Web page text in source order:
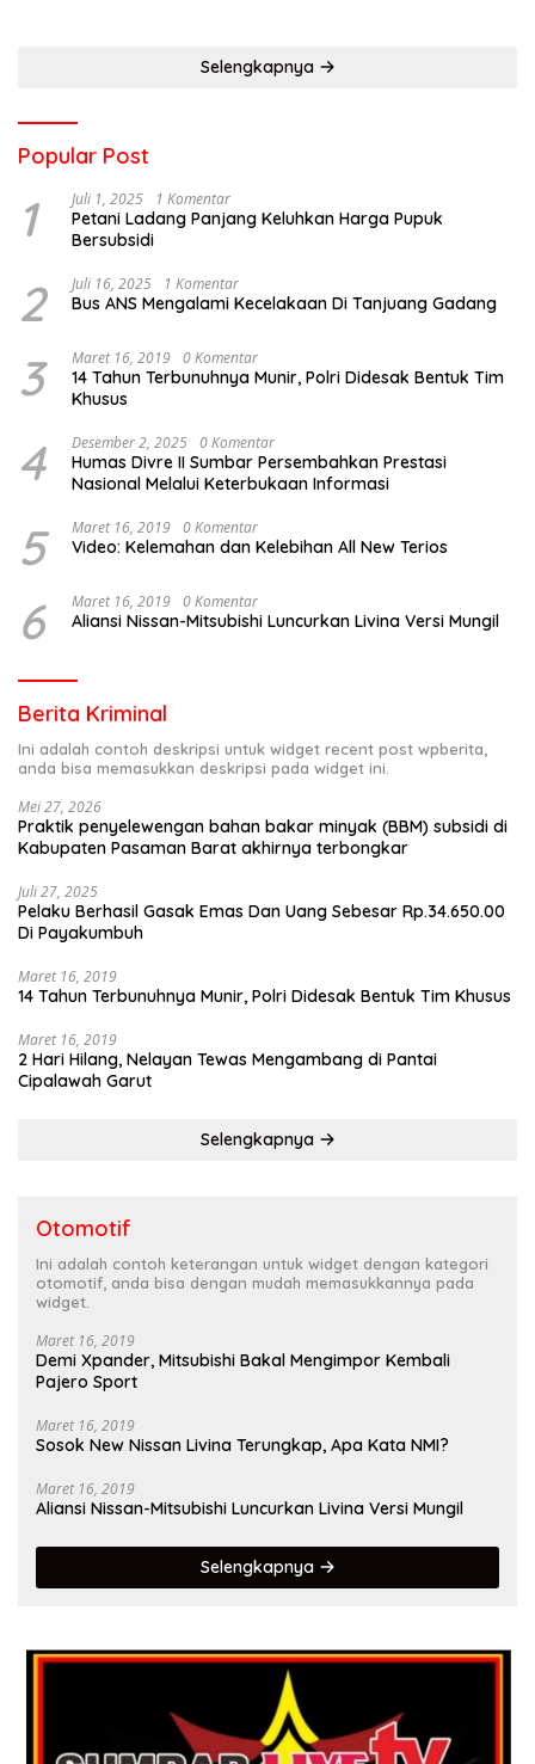
Selengkapnya
Popular Post
1 Juli 1, 2025 1 Komentar
Petani Ladang Panjang Keluhkan Harga Pupuk
Bersubsidi
2 Juli 16, 2025 1 Komentar
Bus ANS Mengalami Kecelakaan Di Tanjuang Gadang
3 Maret 16, 2019 0 Komentar
14 Tahun Terbunuhnya Munir, Polri Didesak Bentuk Tim
Khusus
4 Desember 2, 2025 0 Komentar
Humas Divre II Sumbar Persembahkan Prestasi
Nasional Melalui Keterbukaan Informasi
5 Maret 16, 2019 0 Komentar
Video: Kelemahan dan Kelebihan All New Terios
6 Maret 16, 2019 0 Komentar
Aliansi Nissan-Mitsubishi Luncurkan Livina Versi Mungil
Berita Kriminal
Ini adalah contoh deskripsi untuk widget recent post wpberita,
anda bisa memasukkan deskripsi pada widget ini.
Mei 27, 2026
Praktik penyelewengan bahan bakar minyak (BBM) subsidi di
Kabupaten Pasaman Barat akhirnya terbongkar
Juli 27, 2025
Pelaku Berhasil Gasak Emas Dan Uang Sebesar Rp.34.650.00
Di Payakumbuh
Maret 16, 2019
14 Tahun Terbunuhnya Munir, Polri Didesak Bentuk Tim Khusus
Maret 16, 2019
2 Hari Hilang, Nelayan Tewas Mengambang di Pantai
Cipalawah Garut
Selengkapnya
Otomotif
Ini adalah contoh keterangan untuk widget dengan kategori
otomotif, anda bisa dengan mudah memasukkannya pada
widget.
Maret 16, 2019
Demi Xpander, Mitsubishi Bakal Mengimpor Kembali
Pajero Sport
Maret 16, 2019
Sosok New Nissan Livina Terungkap, Apa Kata NMI?
Maret 16, 2019
Aliansi Nissan-Mitsubishi Luncurkan Livina Versi Mungil
Selengkapnya